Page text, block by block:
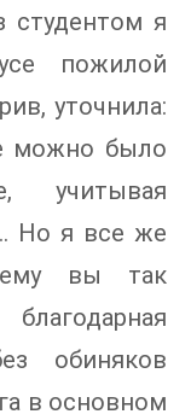
студентом я
пожилой
уточнила:
можно было
учитывая
Но я все же
вы так
обиняков
в основном